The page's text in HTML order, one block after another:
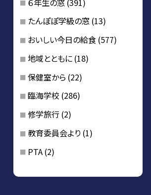
たんぽぽ学級の窓 (13)
おいしい今日の給食 (577)
地域とともに (18)
保健室から (22)
臨海学校 (286)
修学旅行 (2)
教育委員会より (1)
PTA (2)